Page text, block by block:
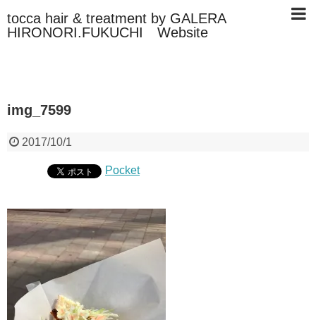
tocca hair & treatment by GALERA
HIRONORI.FUKUCHI Website
img_7599
2017/10/1
Pocket